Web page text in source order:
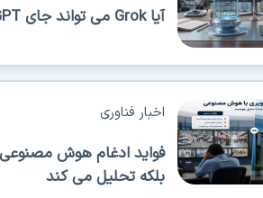
آیا Grok می تواند جای ChatGPT را بگیرد؟
فواید ادغام هوش
بلکه تحلیل می کند
اخبار فناوری